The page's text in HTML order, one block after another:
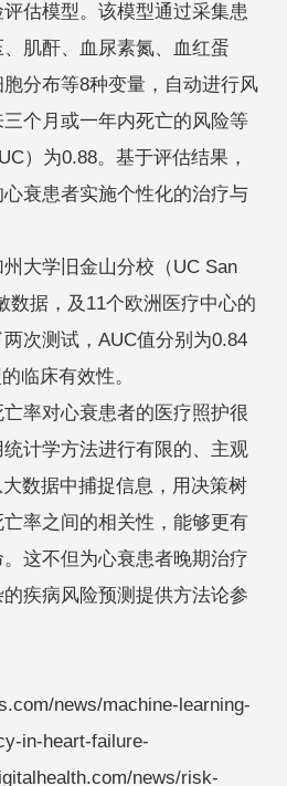
估模型。该模型通过采集患
肌酐、血尿素氮、血红蛋
分布等8种变量，自动进行风
个月或一年内死亡的风险等
）为0.88。基于评估结果，
衰患者实施个性化的治疗与
大学旧金山分校（UC San
数据，及11个欧洲医疗中心的
次测试，AUC值分别为0.84
临床有效性。
率对心衰患者的医疗照护很
计学方法进行有限的、主观
数据中捕捉信息，用决策树
率之间的相关性，能够更有
这不但为心衰患者晚期治疗
疾病风险预测提供方法论参
news/machine-learning-
in-heart-failure-
news/risk-